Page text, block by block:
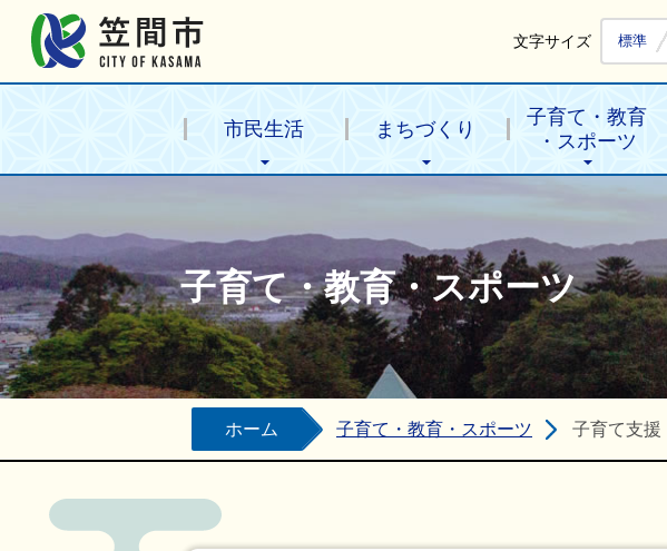
文字サイズ 標準
市民生活 まちづくり
子育て・教育
・スポーツ
子育て・教育・スポーツ
ホーム 子育て・教育・スポーツ 子育て支援